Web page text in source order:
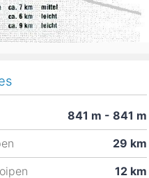
841 m - 841 m
29 km
12 km
Indigo